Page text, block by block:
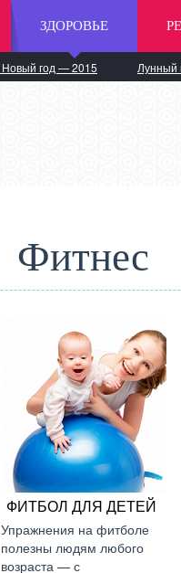
ЗДОРОВЬЕ
Новый год — 2015 Лунный
Фитнес
ФИТБОЛ ДЛЯ ДЕТЕЙ
Упражнения на фитболе
полезны людям любого
возраста — с